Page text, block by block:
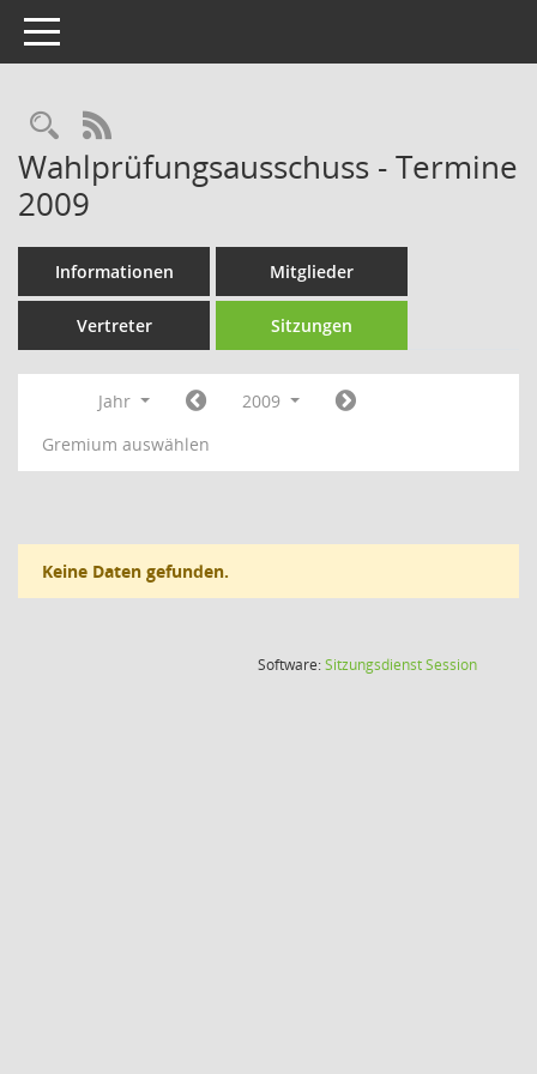
Toggle navigation
Rechercheauswahl
RSS-Feed
Wahlprüfungsausschuss - Termine
2009
Informationen Mitglieder
Vertreter Sitzungen
Jahr
2009
Gremium auswählen
Keine Daten gefunden.
Software:SitzungsdienstSession(Wird in